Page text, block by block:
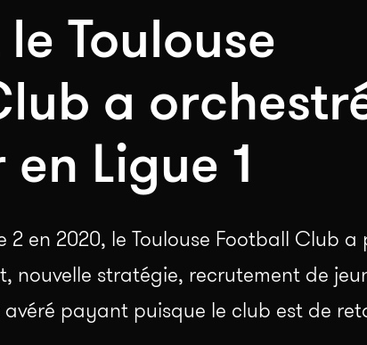
Toulouse
a
Ligue 1
2 en 2020, le Toulouse Football Club
nouvelle stratégie, recrutement de
payant puisque le club est de